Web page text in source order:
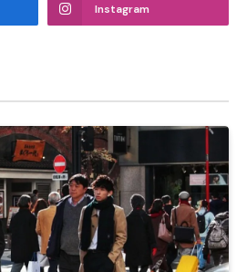
Instagram